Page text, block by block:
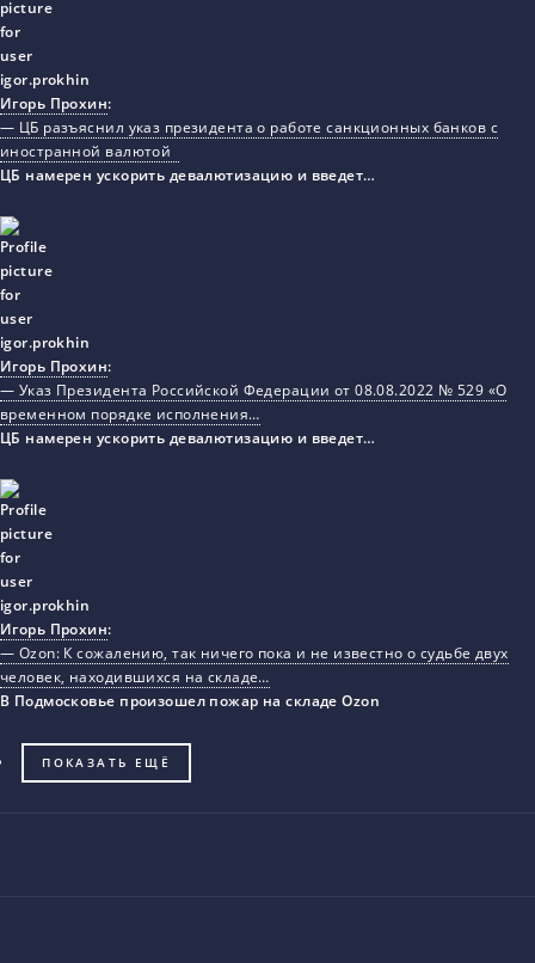
Игорь Прохин:
— ЦБ разъяснил указ президента о работе санкционных банков с
иностранной валютой
ЦБ намерен ускорить девалютизацию и введет…
Игорь Прохин:
— Указ Президента Российской Федерации от 08.08.2022 № 529 «О
временном порядке исполнения…
ЦБ намерен ускорить девалютизацию и введет…
Игорь Прохин:
— Ozon: К сожалению, так ничего пока и не известно о судьбе двух
человек, находившихся на складе…
В Подмосковье произошел пожар на складе Ozon
ПОКАЗАТЬ ЕЩЁ